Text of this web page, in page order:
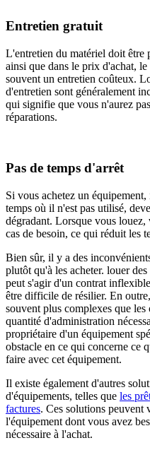
Entretien gratuit
L'entretien du matériel doit être
ainsi que dans le prix d'achat,
souvent un entretien coûteux.
d'entretien sont généralement
qui signifie que vous n'aurez
réparations.
Pas de temps d'arrêt
Si vous achetez un
temps où il n'est pas utilisé,
dégradant. Lorsque vous
cas de besoin, ce qui réduit les
Bien sûr, il y a des
plutôt qu'à les acheter. louer
peut s'agir d'un contrat
être difficile de résilier. En
souvent plus complexes que
quantité d'administration
propriétaire d'un équipement
obstacle en ce qui concerne ce
faire avec cet équipement.
Il existe également d'autres
d'équipements, telles que les
factures. Ces solutions peuvent
l'équipement dont vous avez
nécessaire à l'achat.